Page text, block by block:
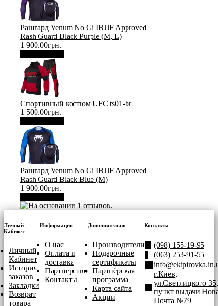
Рашгард Venum No Gi IBJJF Approved
Rash Guard Black Purple (М, L)
1 900.00грн.
Спортивный костюм UFC ts01-br
1 500.00грн.
Рашгард Venum No Gi IBJJF Approved
Rash Guard Black Blue (М)
1 900.00грн.
Личный
Кабинет
Личный
Кабинет
История
заказов
Закладки
Возврат
товара
Информация
О нас
Оплата и
доставка
Партнерство
Контакты
Дополнительно
Производители
Подарочные
сертификаты
Партнёрская
программа
Карта сайта
Акции
Контакты
(098) 155-19-95
(063) 253-91-55
г.Киев,
ул.Светлицкого 35,
пункт выдачи
Почта №79